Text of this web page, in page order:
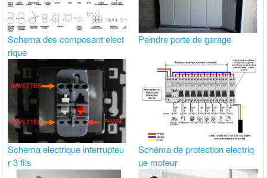
Schema des composant elect
rique
Peindre porte de garage
Schema electrique interrupteu
r 3 fils
Schéma de protection electriq
ue moteur